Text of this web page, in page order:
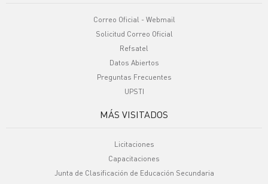
Correo Oficial - Webmail
Solicitud Correo Oficial
Refsatel
Datos Abiertos
Preguntas Frecuentes
UPSTI
MÁS VISITADOS
Licitaciones
Capacitaciones
Junta de Clasificación de Educación Secundaria